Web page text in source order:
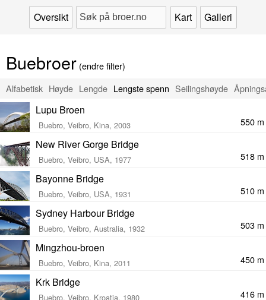
Oversikt Kart Galleri
Buebroer (endre filter)
Alfabetisk Høyde Lengde Lengste spenn Seilingshøyde
Lupu Broen
Buebro, Veibro, Kina, 2003 550 m
New River Gorge Bridge
Buebro, Veibro, USA, 1977 518 m
Bayonne Bridge
Buebro, Veibro, USA, 1931 510 m
Sydney Harbour Bridge
Buebro, Veibro, Australia, 1932 503 m
Mingzhou-broen
Buebro, Veibro, Kina, 2011 450 m
Krk Bridge
Buebro, Veibro, Kroatia, 1980 416 m